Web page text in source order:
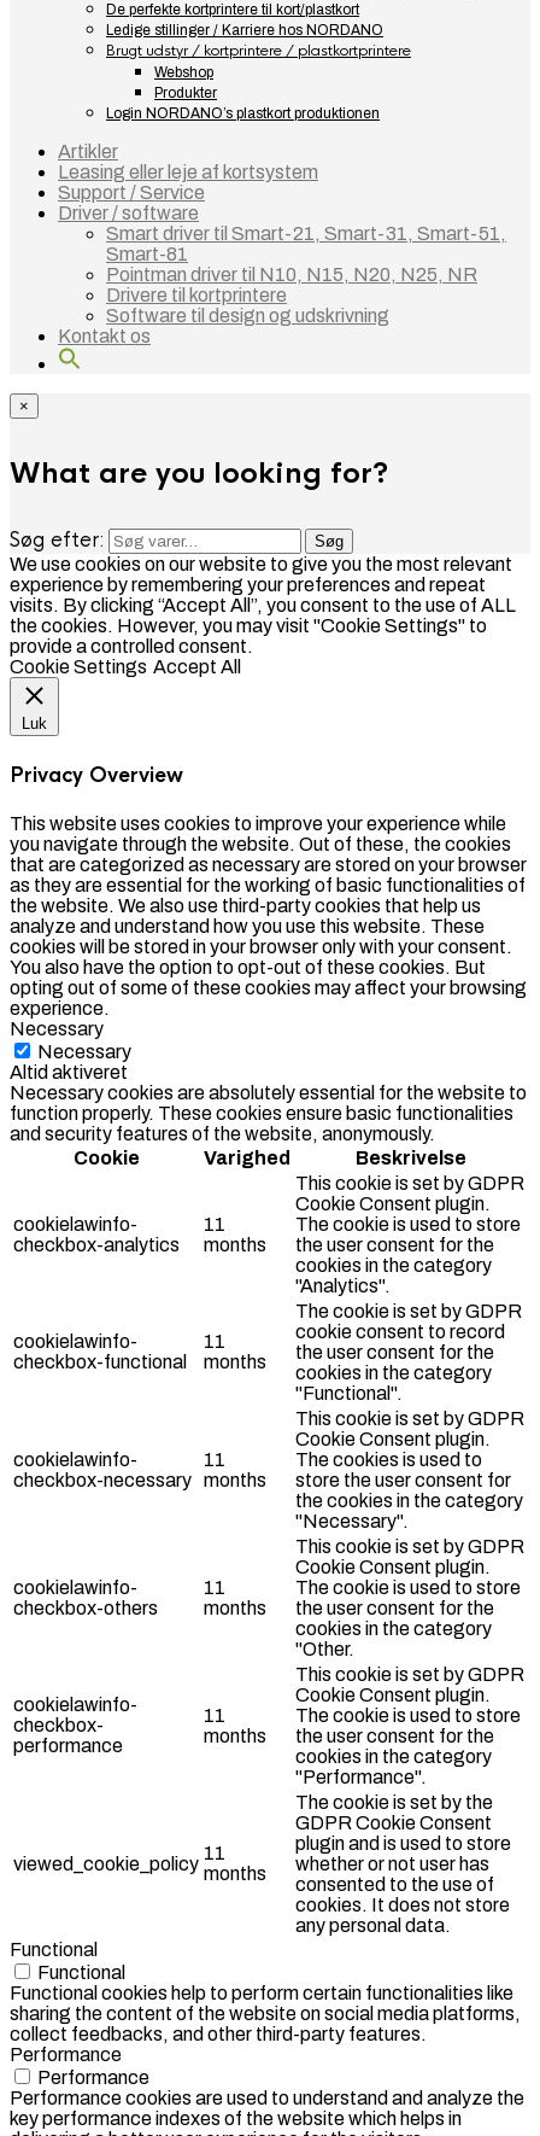
De perfekte kortprintere til kort/plastkort
Ledige stillinger / Karriere hos NORDANO
Brugt udstyr / kortprintere / plastkortprintere
Webshop
Produkter
Login NORDANO’s plastkort produktionen
Artikler
Leasing eller leje af kortsystem
Support / Service
Driver / software
Smart driver til Smart-21, Smart-31, Smart-51,
Smart-81
Pointman driver til N10, N15, N20, N25, NR
Drivere til kortprintere
Software til design og udskrivning
Kontakt os
×
What are you looking for?
Søg efter: Søg
We use cookies on our website to give you the most relevant
experience by remembering your preferences and repeat
visits. By clicking “Accept All”, you consent to the use of ALL
the cookies. However, you may visit "Cookie Settings" to
provide a controlled consent.
Cookie Settings Accept All
Luk
Privacy Overview
This website uses cookies to improve your experience while
you navigate through the website. Out of these, the cookies
that are categorized as necessary are stored on your browser
as they are essential for the working of basic functionalities of
the website. We also use third-party cookies that help us
analyze and understand how you use this website. These
cookies will be stored in your browser only with your consent.
You also have the option to opt-out of these cookies. But
opting out of some of these cookies may affect your browsing
experience.
Necessary
Necessary
Altid aktiveret
Necessary cookies are absolutely essential for the website to
function properly. These cookies ensure basic functionalities
and security features of the website, anonymously.
Cookie
Varighed Beskrivelse
cookielawinfo-
checkbox-analytics
11
months
This cookie is set by GDPR
Cookie Consent plugin.
The cookie is used to store
the user consent for the
cookies in the category
"Analytics".
cookielawinfo-
checkbox-functional
11
months
The cookie is set by GDPR
cookie consent to record
the user consent for the
cookies in the category
"Functional".
cookielawinfo-
checkbox-necessary
11
months
This cookie is set by GDPR
Cookie Consent plugin.
The cookies is used to
store the user consent for
the cookies in the category
"Necessary".
cookielawinfo-
checkbox-others
11
months
This cookie is set by GDPR
Cookie Consent plugin.
The cookie is used to store
the user consent for the
cookies in the category
"Other.
cookielawinfo-
checkbox-
performance
11
months
This cookie is set by GDPR
Cookie Consent plugin.
The cookie is used to store
the user consent for the
cookies in the category
"Performance".
viewed_cookie_policy
11
months
The cookie is set by the
GDPR Cookie Consent
plugin and is used to store
whether or not user has
consented to the use of
cookies. It does not store
any personal data.
Functional
Functional
Functional cookies help to perform certain functionalities like
sharing the content of the website on social media platforms,
collect feedbacks, and other third-party features.
Performance
Performance
Performance cookies are used to understand and analyze the
key performance indexes of the website which helps in